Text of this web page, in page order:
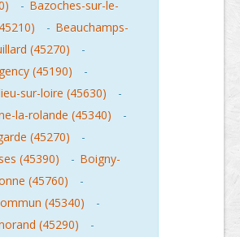
- Bazoches-sur-le-
- Beauchamps-
(45270)
-
(45190)
-
sur-loire (45630)
-
la-rolande (45340)
-
(45270)
-
(45390)
- Boigny-
(45760)
-
(45340)
-
(45290)
-